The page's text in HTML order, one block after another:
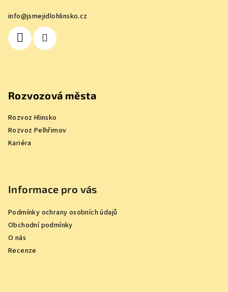
info@jsmejidlohlinsko.cz
Rozvozová města
Rozvoz Hlinsko
Rozvoz Pelhřimov
Kariéra
Informace pro vás
Podmínky ochrany osobních údajů
Obchodní podmínky
O nás
Recenze